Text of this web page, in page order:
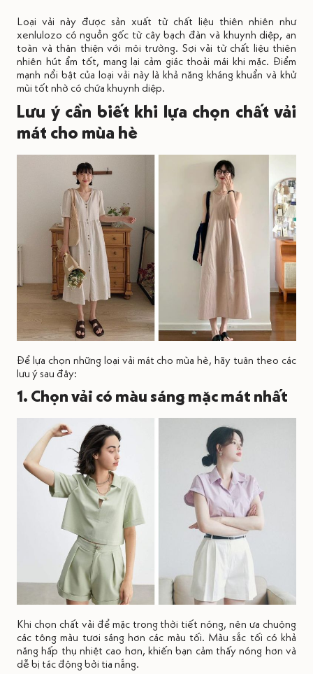
Loại vải này được sản xuất từ chất liệu thiên nhiên như
xenlulozo có nguồn gốc từ cây bạch đàn và khuynh diệp, an
toàn và thân thiện với môi trường. Sợi vải từ chất liệu thiên
nhiên hút ẩm tốt, mang lại cảm giác thoải mái khi mặc. Điểm
mạnh nổi bật của loại vải này là khả năng kháng khuẩn và khử
mùi tốt nhờ có chứa khuynh diệp.
Lưu ý cần biết khi lựa chọn chất vải
mát cho mùa hè
Để lựa chọn những loại vải mát cho mùa hè, hãy tuân theo các
lưu ý sau đây:
1. Chọn vải có màu sáng mặc mát nhất
Khi chọn chất vải để mặc trong thời tiết nóng, nên ưa chuộng
các tông màu tươi sáng hơn các màu tối. Màu sắc tối có khả
năng hấp thụ nhiệt cao hơn, khiến bạn cảm thấy nóng hơn và
dễ bị tác động bởi tia nắng.